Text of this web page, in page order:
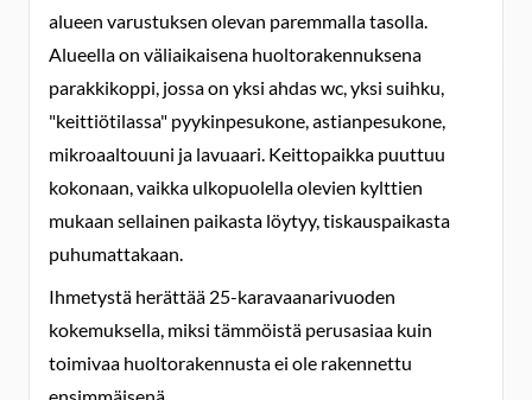
alueen varustuksen olevan paremmalla tasolla.
Alueella on väliaikaisena huoltorakennuksena
parakkikoppi, jossa on yksi ahdas wc, yksi suihku,
"keittiötilassa" pyykinpesukone, astianpesukone,
mikroaaltouuni ja lavuaari. Keittopaikka puuttuu
kokonaan, vaikka ulkopuolella olevien kylttien
mukaan sellainen paikasta löytyy, tiskauspaikasta
puhumattakaan.
Ihmetystä herättää 25-karavaanarivuoden
kokemuksella, miksi tämmöistä perusasiaa kuin
toimivaa huoltorakennusta ei ole rakennettu